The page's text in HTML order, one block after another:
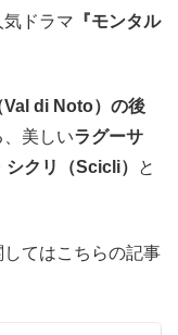
ドラマ 『モンタル
Val di Noto）の後
美しいラグーサ
クリ（Scicli）
と
してはこちらの記事